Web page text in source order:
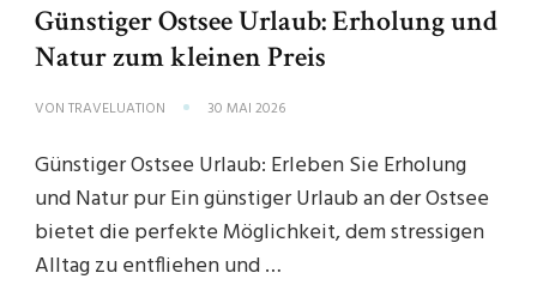
Günstiger Ostsee Urlaub: Erholung und
Natur zum kleinen Preis
VON TRAVELUATION 30 MAI 2026
Günstiger Ostsee Urlaub: Erleben Sie Erholung
und Natur pur Ein günstiger Urlaub an der Ostsee
bietet die perfekte Möglichkeit, dem stressigen
Alltag zu entfliehen und …